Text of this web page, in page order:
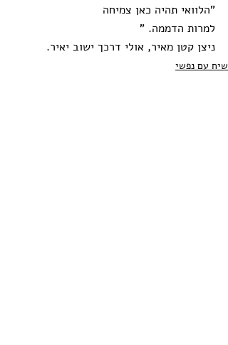
"הלוואי תהיה כאן צמיחה
למרות הדממה. "
ניצן קטן מאיר, אולי דרכך ישוב יאיר.
שיח עם נפשי